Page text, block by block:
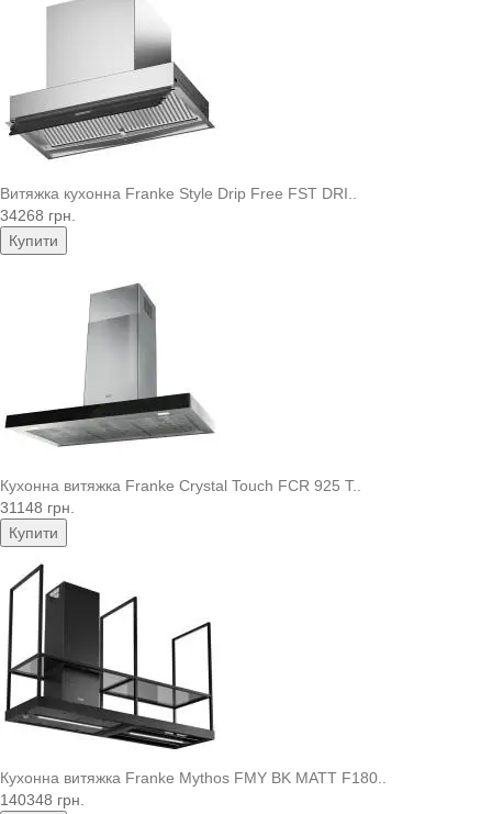
Витяжка кухонна Franke Style Drip Free FST DRI..
34268 грн.
Купити
Кухонна витяжка Franke Crystal Touch FCR 925 T..
31148 грн.
Купити
Кухонна витяжка Franke Mythos FMY BK MATT F180..
140348 грн.